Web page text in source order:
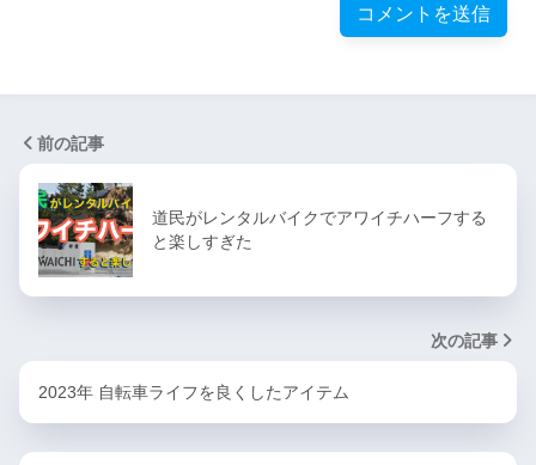
前の記事
道民がレンタルバイクでアワイチハーフする
と楽しすぎた
次の記事
2023年 自転車ライフを良くしたアイテム